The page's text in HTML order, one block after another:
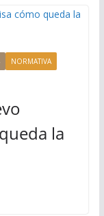
NORMATIVA
la